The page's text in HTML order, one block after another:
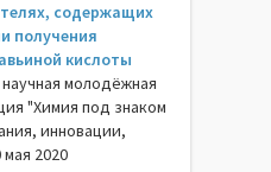
содержащих
получения
кислоты
молодёжная
"Химия под знаком
инновации,
мая 2020